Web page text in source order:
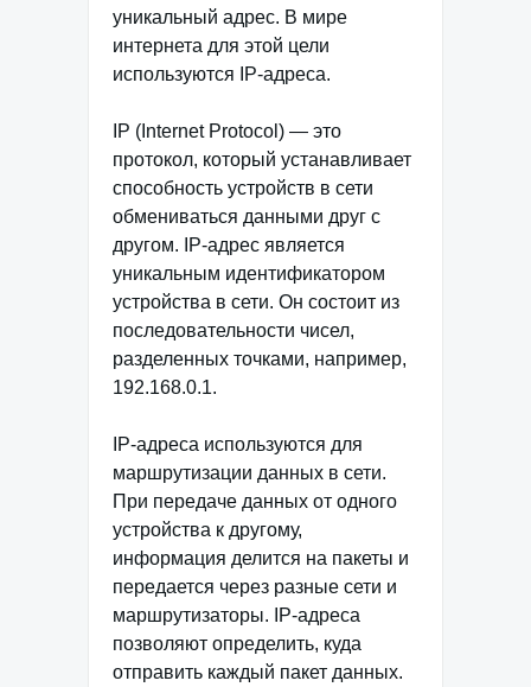
уникальный адрес. В мире
интернета для этой цели
используются IP-адреса.
IP (Internet Protocol) — это
протокол, который устанавливает
способность устройств в сети
обмениваться данными друг с
другом. IP-адрес является
уникальным идентификатором
устройства в сети. Он состоит из
последовательности чисел,
разделенных точками, например,
192.168.0.1.
IP-адреса используются для
маршрутизации данных в сети.
При передаче данных от одного
устройства к другому,
информация делится на пакеты и
передается через разные сети и
маршрутизаторы. IP-адреса
позволяют определить, куда
отправить каждый пакет данных.